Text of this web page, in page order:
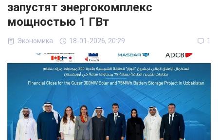
запустят энергокомплекс
мощностью 1 ГВт
Экономика 18-01-2026, 20:29 1